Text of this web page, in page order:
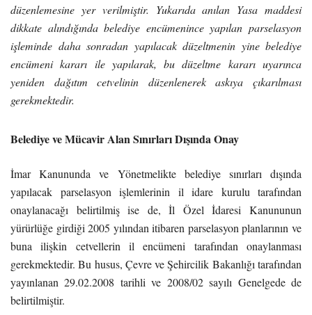
düzenlemesine yer verilmiştir. Yukarıda anılan Yasa maddesi
dikkate alındığında belediye encümenince yapılan parselasyon
işleminde daha sonradan yapılacak düzeltmenin yine belediye
encümeni kararı ile yapılarak, bu düzeltme kararı uyarınca
yeniden dağıtım cetvelinin düzenlenerek askıya çıkarılması
gerekmektedir.
Belediye ve Mücavir Alan Sınırları Dışında Onay
İmar Kanununda ve Yönetmelikte belediye sınırları dışında
yapılacak parselasyon işlemlerinin il idare kurulu tarafından
onaylanacağı belirtilmiş ise de, İl Özel İdaresi Kanununun
yürürlüğe girdiği 2005 yılından itibaren parselasyon planlarının ve
buna ilişkin cetvellerin il encümeni tarafından onaylanması
gerekmektedir. Bu husus, Çevre ve Şehircilik Bakanlığı tarafından
yayınlanan 29.02.2008 tarihli ve 2008/02 sayılı Genelgede de
belirtilmiştir.